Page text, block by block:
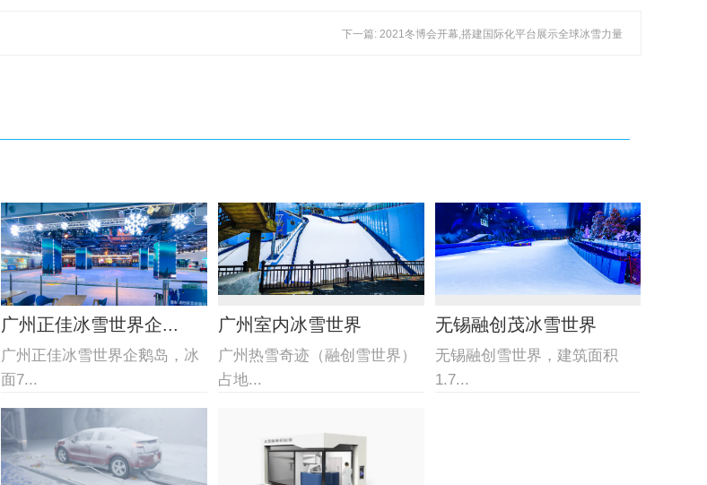
下一篇: 2021冬博会开幕,搭建国际化平台展示全球冰雪力量
广州正佳冰雪世界企...
广州正佳冰雪世界企鹅岛，冰
面7...
广州室内冰雪世界
广州热雪奇迹（融创雪世界）
占地...
无锡融创茂冰雪世界
无锡融创雪世界，建筑面积
1.7...